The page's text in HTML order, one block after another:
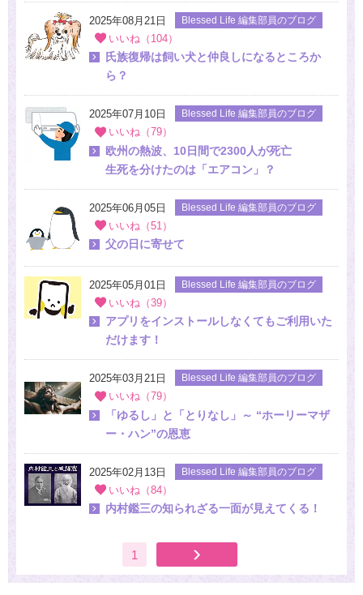
2025年08月21日 Blessed Life 編集部員のブログ
いいね（104）
氏族復帰は飼い犬と仲良しになるところか
ら？
2025年07月10日 Blessed Life 編集部員のブログ
いいね（79）
欧州の熱波、10日間で2300人が死亡
生死を分けたのは「エアコン」？
2025年06月05日 Blessed Life 編集部員のブログ
いいね（51）
父の日に寄せて
2025年05月01日 Blessed Life 編集部員のブログ
いいね（39）
アプリをインストールしなくてもご利用いた
だけます！
2025年03月21日 Blessed Life 編集部員のブログ
いいね（79）
「ゆるし」と「とりなし」～ “ホーリーマザ
ー・ハン”の恩恵
2025年02月13日 Blessed Life 編集部員のブログ
いいね（84）
内村鑑三の知られざる一面が見えてくる！
1